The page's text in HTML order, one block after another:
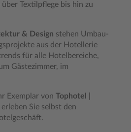
Textilpflege bis hin zu
& Design stehen Umbau-
aus der Hotellerie
für alle Hotelbereiche,
Gästezimmer, im
Exemplar von Tophotel |
Sie selbst den